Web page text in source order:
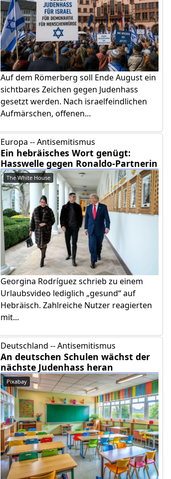
Auf dem Römerberg soll Ende August ein
sichtbares Zeichen gegen Judenhass
gesetzt werden. Nach israelfeindlichen
Aufmärschen, offenen...
Europa -- Antisemitismus
Ein hebräisches Wort genügt:
Hasswelle gegen Ronaldo-Partnerin
The White House
Georgina Rodríguez schrieb zu einem
Urlaubsvideo lediglich „gesund“ auf
Hebräisch. Zahlreiche Nutzer reagierten
mit...
Deutschland -- Antisemitismus
An deutschen Schulen wächst der
nächste Judenhass heran
Pixabay